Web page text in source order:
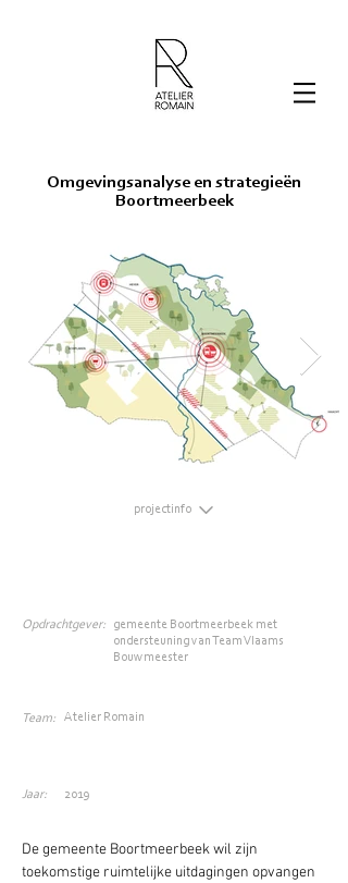
Omgevingsanalyse en strategieën
Boortmeerbeek
projectinfo
Opdrachtgever:
gemeente Boortmeerbeek met
ondersteuning van Team Vlaams
Bouwmeester
Team: Atelier Romain
Jaar: 2019
De gemeente Boortmeerbeek wil zijn
toekomstige ruimtelijke uitdagingen opvangen